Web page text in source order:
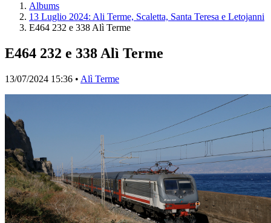
Albums
13 Luglio 2024: Ali Terme, Scaletta, Santa Teresa e Letojanni
E464 232 e 338 Alì Terme
E464 232 e 338 Alì Terme
13/07/2024 15:36 • Alì Terme